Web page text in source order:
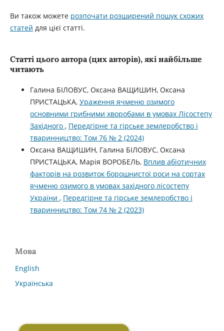
Ви також можете розпочати розширений пошук схожих
статей для цієї статті.
Статті цього автора (цих авторів), які найбільше
читають
Галина БІЛОВУС, Оксана ВАЩИШИН, Оксана
ПРИСТАЦЬКА, Ураження ячменю озимого
основними грибними хворобами в умовах Лісостепу
Західного , Передгірне та гірське землеробство і
тваринництво: Том 76 № 2 (2024)
Оксана ВАЩИШИН, Галина БІЛОВУС, Оксана
ПРИСТАЦЬКА, Марія ВОРОБЕЛЬ, Вплив абіотичних
факторів на розвиток борошнистої роси на сортах
ячменю озимого в умовах західного лісостепу
України , Передгірне та гірське землеробство і
тваринництво: Том 74 № 2 (2023)
Мова
English
Українська